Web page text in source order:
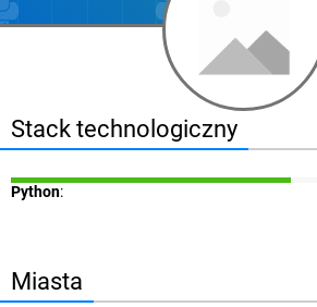
Stack technologiczny
Python:
Miasta